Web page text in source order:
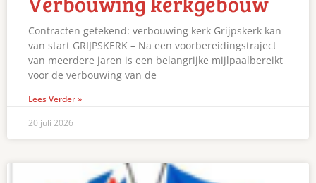
Contracten getekend: verbouwing kerk Grijpskerk kan
van start GRIJPSKERK – Na een voorbereidingstraject
van meerdere jaren is een belangrijke mijlpaalbereikt
voor de verbouwing van de
Lees Verder »
20 juli 2026